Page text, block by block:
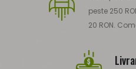
peste 250
20 RON.